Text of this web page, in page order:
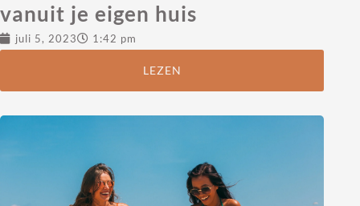
vanuit je eigen huis
juli 5, 2023 1:42 pm
LEZEN